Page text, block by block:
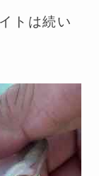
トは続い